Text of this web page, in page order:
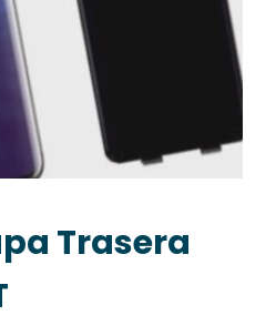
Trasera